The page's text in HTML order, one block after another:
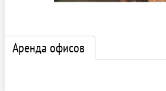
Аренда офисов